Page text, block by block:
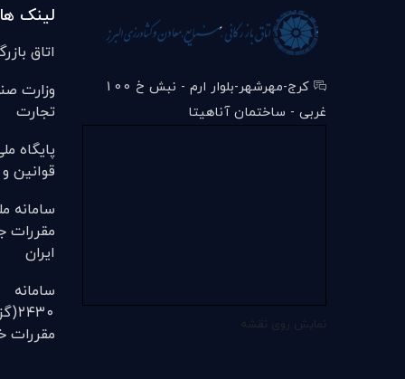
کرج-مهرشهر-بلوار ارم - نبش خ 100
غربی - ساختمان آناهیتا
لینک
اتاق
وزارت
تجارت
پایگاه
قوانین
سامانه
مقررات
ایران
سامانه
مقررات